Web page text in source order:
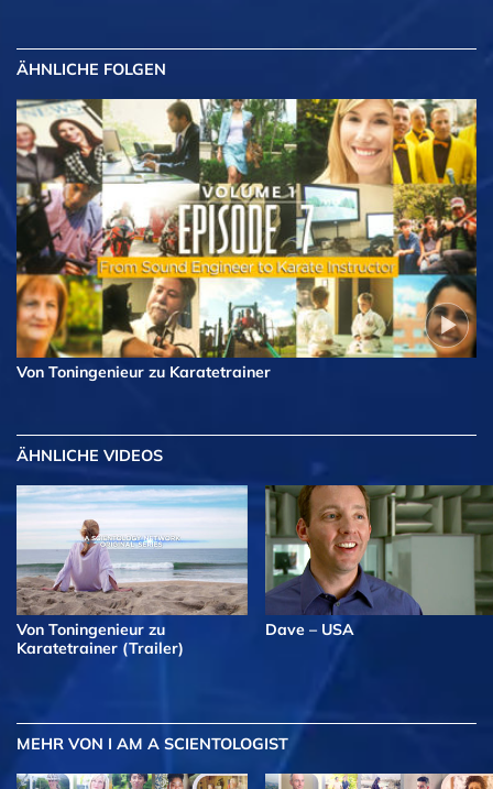
ÄHNLICHE FOLGEN
Von Toningenieur zu Karatetrainer
ÄHNLICHE VIDEOS
Von Toningenieur zu
Karatetrainer (Trailer)
Dave – USA
MEHR VON I AM A SCIENTOLOGIST